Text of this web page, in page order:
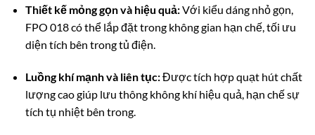
Thiết kế mỏng gọn và hiệu quả:Với kiểu dáng nhỏ gọn,
FPO 018 có thể lắp đặt trong không gian hạn chế, tối ưu
diện tích bên trong tủ điện.
Luồng khí mạnh và liên tục:Được tích hợp quạt hút chất
lượng cao giúp lưu thông không khí hiệu quả, hạn chế sự
tích tụ nhiệt bên trong.